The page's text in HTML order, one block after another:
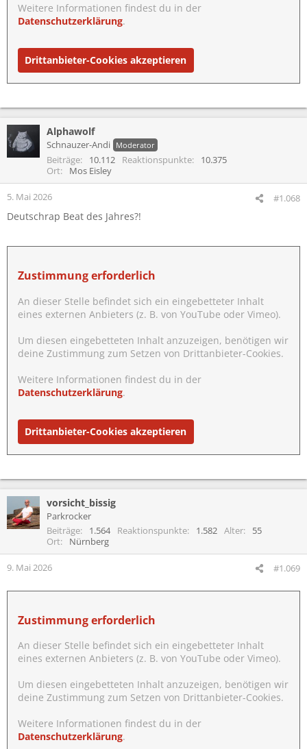
Weitere Informationen findest du in der
Datenschutzerklärung.
Drittanbieter-Cookies akzeptieren
Alphawolf
Schnauzer-Andi Moderator
Beiträge 10.112 Reaktionspunkte
10.375
Ort
Mos Eisley
5. Mai 2026 #1.068
Deutschrap Beat des Jahres?!
Zustimmung erforderlich
An dieser Stelle befindet sich ein eingebetteter Inhalt
eines externen Anbieters (z. B. von YouTube oder Vimeo).
Um diesen eingebetteten Inhalt anzuzeigen, benötigen wir
deine Zustimmung zum Setzen von Drittanbieter-Cookies.
Weitere Informationen findest du in der
Datenschutzerklärung.
Drittanbieter-Cookies akzeptieren
vorsicht_bissig
Parkrocker
Beiträge
1.564 Reaktionspunkte 1.582 Alter
55
Ort
Nürnberg
9. Mai 2026 #1.069
Zustimmung erforderlich
An dieser Stelle befindet sich ein eingebetteter Inhalt
eines externen Anbieters (z. B. von YouTube oder Vimeo).
Um diesen eingebetteten Inhalt anzuzeigen, benötigen wir
deine Zustimmung zum Setzen von Drittanbieter-Cookies.
Weitere Informationen findest du in der
Datenschutzerklärung.